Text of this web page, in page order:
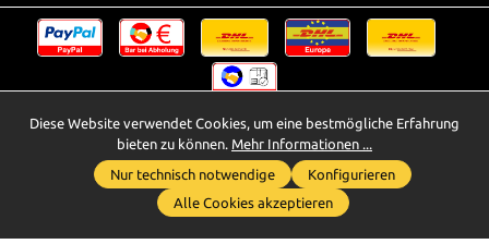
* Alle Preise inkl. gesetzl. Mehrwertsteuer zzgl.Versandkosten
Innerhalb Deutschlands - Versandkostenfrei ab 25,00 Euro Warenwert.
** Der Verkauf unterliegt der Differenzbesteuerung gem. § 25a UStG
(Gebrauchtgegenstände/Sonderregelung). Ein gesonderter Ausweis der
Umsatzsteuer bei gebrauchten oder wiederaufbereiteten Gegenständen
Whatsapp für Anfragen
Diese Website verwendet Cookies, um eine bestmögliche Erfahrung
bieten zu können. Mehr Informationen ...
Nur technisch notwendige
Konfigurieren
Alle Cookies akzeptieren